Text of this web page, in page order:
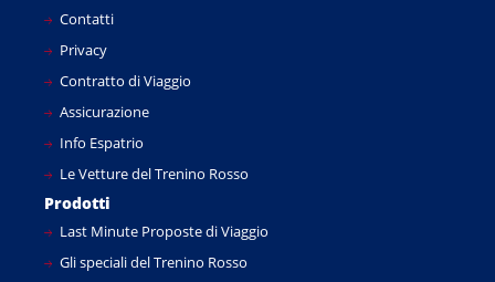
Contatti
Privacy
Contratto di Viaggio
Assicurazione
Info Espatrio
Le Vetture del Trenino Rosso
Prodotti
Last Minute Proposte di Viaggio
Gli speciali del Trenino Rosso